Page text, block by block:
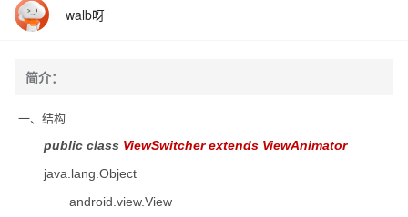
walb呀
简介：
一、结构
public class ViewSwitcher extends ViewAnimator
java.lang.Object
android.view.View